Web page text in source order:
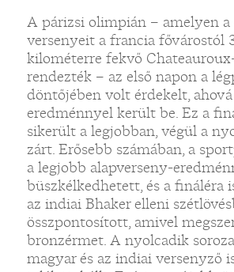
A párizsi olimpián – amelyen
versenyeit a francia fővárostól
kilométerre fekvő
rendezték – az első napon a
döntőjében volt érdekelt,
eredménnyel került be. Ez a
sikerült a legjobban, végül a
zárt. Erősebb számában, a
a legjobb alapverseny-
büszkélkedhetett, és a fináléra
az indiai Bhaker elleni
összpontosított, amivel
bronzérmet. A nyolcadik
magyar és az indiai versenyző